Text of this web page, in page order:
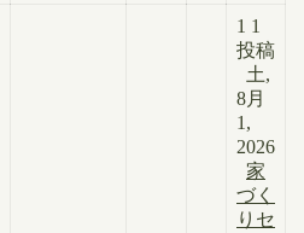
1 1
投稿
土,
8月
1,
2026
家
づく
りセ